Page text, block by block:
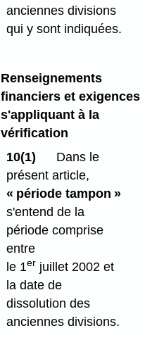
anciennes divisions
qui y sont indiquées.
Renseignements
financiers et exigences
s'appliquant à la
vérification
10(1)
Dans le
présent article,
« période tampon »
s'entend de la
période comprise
entre
le 1er juillet 2002 et
la date de
dissolution des
anciennes divisions.